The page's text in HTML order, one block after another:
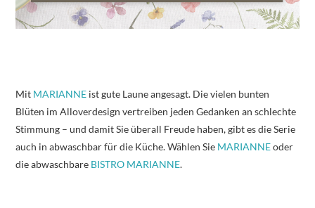
Mit MARIANNE ist gute Laune angesagt. Die vielen bunten
Blüten im Alloverdesign vertreiben jeden Gedanken an schlechte
Stimmung – und damit Sie überall Freude haben, gibt es die Serie
auch in abwaschbar für die Küche. Wählen Sie MARIANNEoder
die abwaschbare BISTRO MARIANNE.